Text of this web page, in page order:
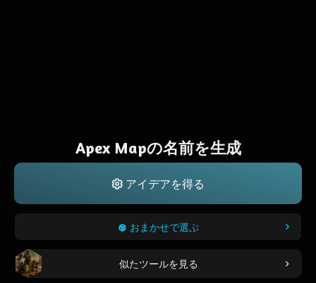
Apex Mapの名前を生成
アイデアを得る
おまかせで選ぶ
似たツールを見る